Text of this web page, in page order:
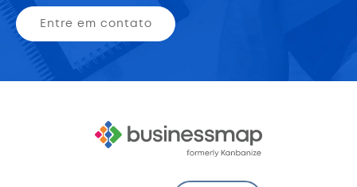
Entre em contato